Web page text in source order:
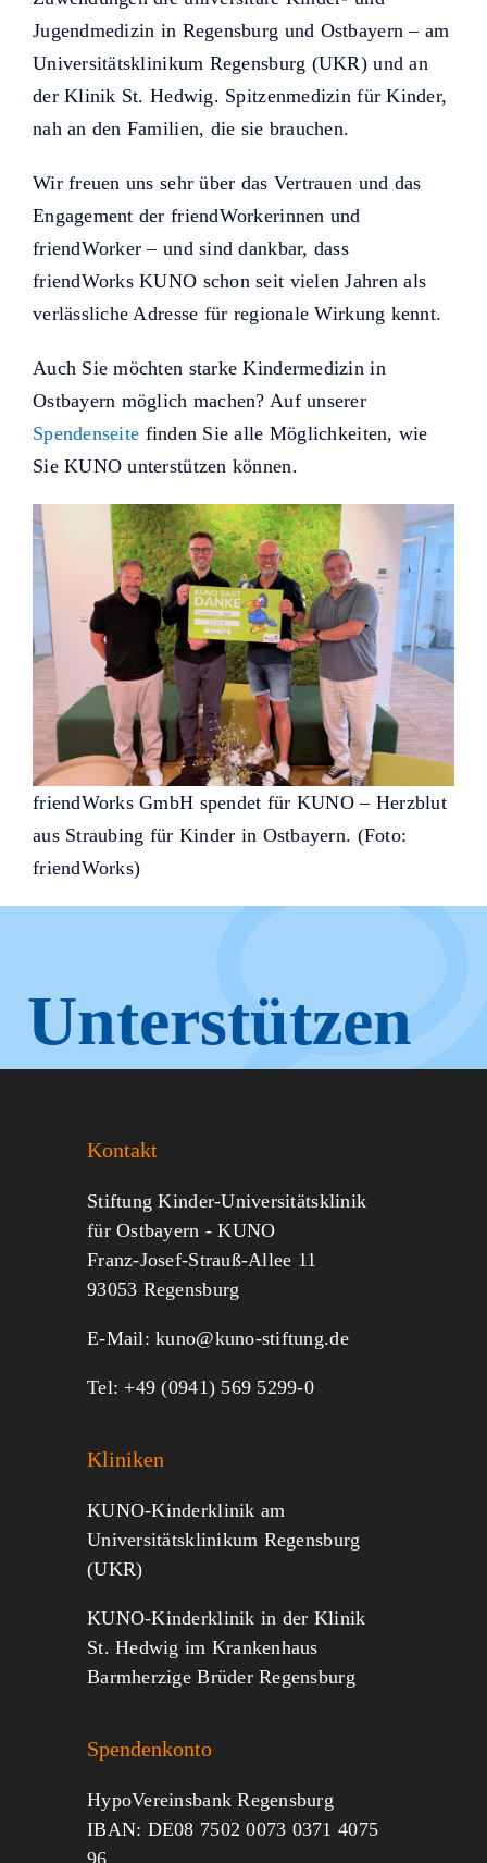
Jugendmedizin in Regensburg und Ostbayern – am
Universitätsklinikum Regensburg (UKR) und an
der Klinik St. Hedwig. Spitzenmedizin für Kinder,
nah an den Familien, die sie brauchen.
Wir freuen uns sehr über das Vertrauen und das
Engagement der friendWorkerinnen und
friendWorker – und sind dankbar, dass
friendWorks KUNO schon seit vielen Jahren als
verlässliche Adresse für regionale Wirkung kennt.
Auch Sie möchten starke Kindermedizin in
Ostbayern möglich machen? Auf unserer
Spendenseite finden Sie alle Möglichkeiten, wie
Sie KUNO unterstützen können.
friendWorks GmbH spendet für KUNO – Herzblut
aus Straubing für Kinder in Ostbayern. (Foto:
friendWorks)
Unterstützen
Jeder kann helfen.
MITMACHEN SPENDEN
Kontakt
Stiftung Kinder-Universitätsklinik
für Ostbayern - KUNO
Franz-Josef-Strauß-Allee 11
93053 Regensburg
E-Mail:kuno@kuno-stiftung.de
Tel: +49 (0941) 569 5299-0
Kliniken
KUNO-Kinderklinik am
Universitätsklinikum Regensburg
(UKR)
KUNO-Kinderklinik in der Klinik
St. Hedwig im Krankenhaus
Barmherzige Brüder Regensburg
Spendenkonto
HypoVereinsbank Regensburg
IBAN: DE08 7502 0073 0371 4075
96